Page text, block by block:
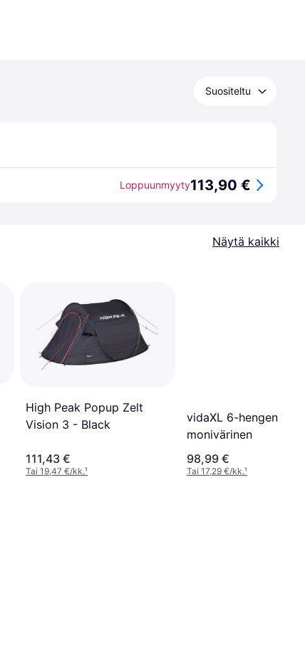
Suositeltu
Loppuunmyyty113,90 €
Näytä kaikki
High Peak Popup Zelt
Vision 3 - Black
111,43 €
Tai 19,47 €/kk.¹
vidaXL 6-hengen
monivärinen
98,99 €
Tai 17,29 €/kk.¹